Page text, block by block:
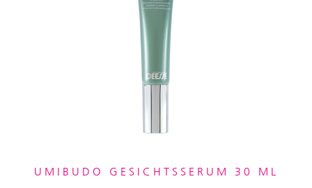
UMIBUDO GESICHTSSERUM 30 ML